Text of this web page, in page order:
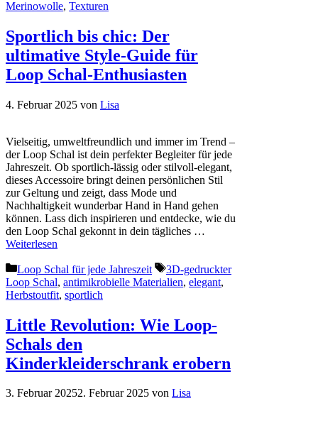
Merinowolle, Texturen
Sportlich bis chic: Der
ultimative Style-Guide für
Loop Schal-Enthusiasten
4. Februar 2025 von Lisa
Vielseitig, umweltfreundlich und immer im Trend –
der Loop Schal ist dein perfekter Begleiter für jede
Jahreszeit. Ob sportlich-lässig oder stilvoll-elegant,
dieses Accessoire bringt deinen persönlichen Stil
zur Geltung und zeigt, dass Mode und
Nachhaltigkeit wunderbar Hand in Hand gehen
können. Lass dich inspirieren und entdecke, wie du
den Loop Schal gekonnt in dein tägliches …
Weiterlesen
Kategorien
Loop Schal für jede Jahreszeit Schlagwörter
3D-gedruckter
Loop Schal, antimikrobielle Materialien, elegant,
Herbstoutfit, sportlich
Little Revolution: Wie Loop-
Schals den
Kinderkleiderschrank erobern
3. Februar 20252. Februar 2025 von Lisa